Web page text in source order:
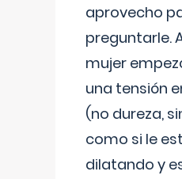
aprovecho
preguntarle.
mujer
una tensión
(no dureza,
como si le
dilatando y